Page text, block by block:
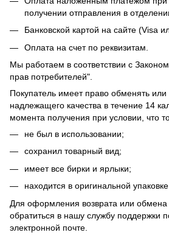
получении отправления в
Банковской картой на сайте (Visa
Оплата на счет по реквизитам.
Мы работаем в соответствии с
прав потребителей".
Покупатель имеет право обменять или
надлежащего качества в течение 14
момента получения при условии, что
не был в использовании;
сохранил товарный вид;
имеет все бирки и ярлыки;
находится в оригинальной
Для оформления возврата или
обратиться в нашу службу поддержки
электронной почте.